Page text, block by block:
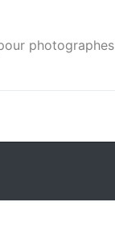
photographes